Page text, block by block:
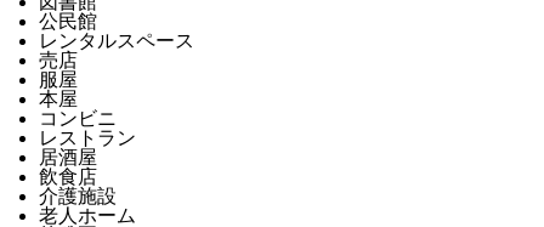
公民館
レンタルスペース
売店
服屋
本屋
コンビニ
レストラン
居酒屋
飲食店
介護施設
老人ホーム